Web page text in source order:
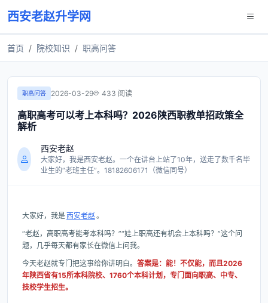
西安老赵升学网
首页 院校知识 职高问答
职高问答 2026-03-29 433 阅读
高职高考可以考上本科吗？2026陕西职教单招政策全
解析
西安老赵
大家好，我是西安老赵。一个在讲台上站了10年，送走了数千名毕
业生的“老班主任”。18182606171（微信同号）
大家好，我是西安老赵 。
“老赵，高职高考能考本科吗？”“娃上职高还有机会上本科吗？”这个问
题，几乎每天都有家长在微信上问我。
今天老赵就专门把这事给你讲明白。 答案是：能！不仅能，而且2026
年陕西省有15所本科院校、1760个本科计划，专门面向职高、中专、
技校学生招生。